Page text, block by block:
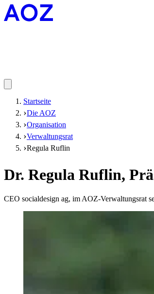
Startseite
Die AOZ
Organisation
Verwaltungsrat
Regula Ruflin
Dr. Regula Ruflin,
CEO socialdesign ag, im AOZ-Verwaltungsrat